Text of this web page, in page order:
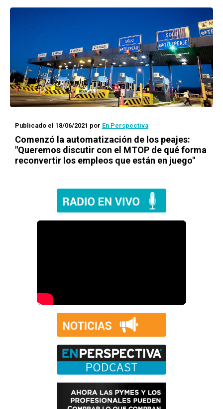
Publicado el 18/06/2021 por En Perspectiva
Comenzó la automatización de los peajes:
"Queremos discutir con el MTOP de qué forma
reconvertir los empleos que están en juego"